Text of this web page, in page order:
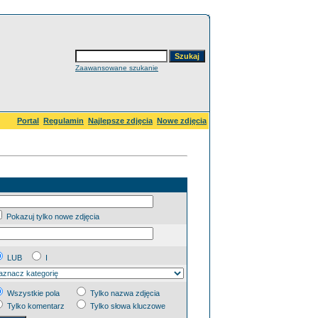
Zaawansowane szukanie
Portal Regulamin Najlepsze zdjęcia Nowe zdjęcia
Pokazuj tylko nowe zdjęcia
LUB
I
Wszystkie pola
Tylko nazwa zdjęcia
Tylko komentarz
Tylko słowa kluczowe